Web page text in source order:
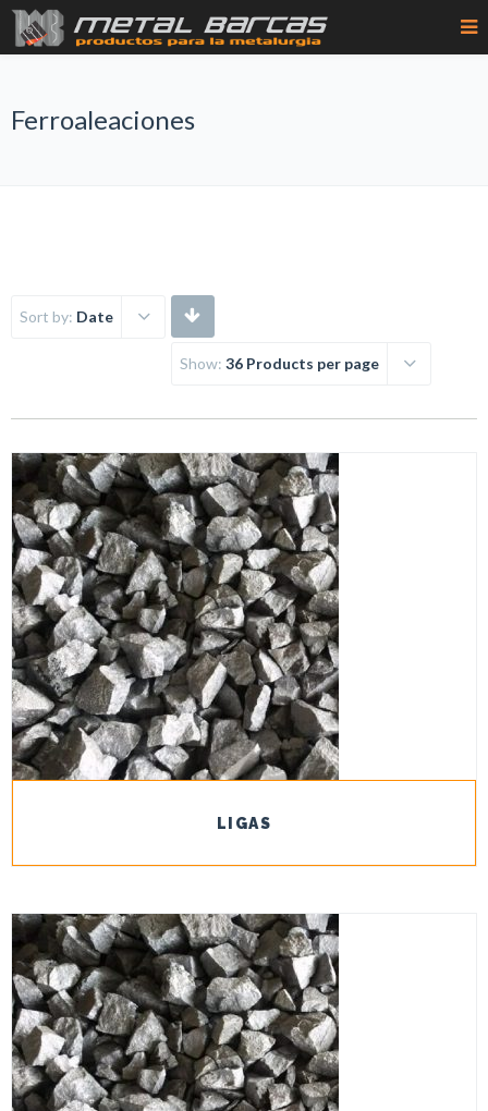
Ferroaleaciones
Sort by: Date
Show: 36 Products per page
LIGAS